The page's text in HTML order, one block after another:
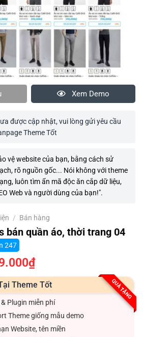
Xem Demo
được cập nhật, vui lòng gửi yêu cầu
Theme Tốt
vệ website của bạn, bằng cách sử
rõ nguồn gốc... Nói không với theme
luôn tìm ẩn mã độc ăn cắp dữ liệu,
Web và người dùng của bạn!".
/ Bán hàng
bán quần áo, thời trang 04
247
₫Giá
hiện
là:
599.000₫.
QUÀ TẶNG
Theme Tốt
Plugin miễn phí
Theme giống mẫu demo
Website, tên miền